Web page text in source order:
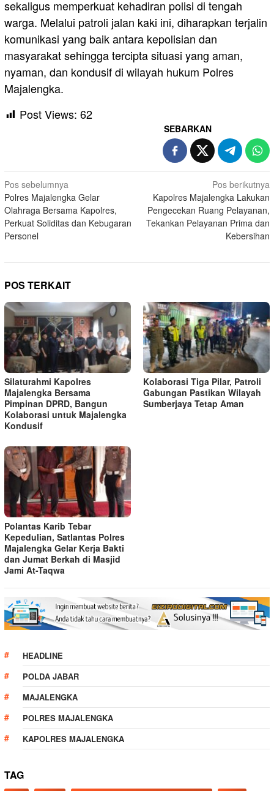
sekaligus memperkuat kehadiran polisi di tengah
warga. Melalui patroli jalan kaki ini, diharapkan terjalin
komunikasi yang baik antara kepolisian dan
masyarakat sehingga tercipta situasi yang aman,
nyaman, dan kondusif di wilayah hukum Polres
Majalengka.
Post Views: 62
SEBARKAN
Navigasi
pos
Pos sebelumnya
Polres Majalengka Gelar
Olahraga Bersama Kapolres,
Perkuat Soliditas dan Kebugaran
Personel
Pos berikutnya
Kapolres Majalengka Lakukan
Pengecekan Ruang Pelayanan,
Tekankan Pelayanan Prima dan
Kebersihan
POS TERKAIT
Silaturahmi Kapolres
Majalengka Bersama
Pimpinan DPRD, Bangun
Kolaborasi untuk Majalengka
Kondusif
Kolaborasi Tiga Pilar, Patroli
Gabungan Pastikan Wilayah
Sumberjaya Tetap Aman
Polantas Karib Tebar
Kepedulian, Satlantas Polres
Majalengka Gelar Kerja Bakti
dan Jumat Berkah di Masjid
Jami At-Taqwa
HEADLINE
POLDA JABAR
MAJALENGKA
POLRES MAJALENGKA
KAPOLRES MAJALENGKA
TAG